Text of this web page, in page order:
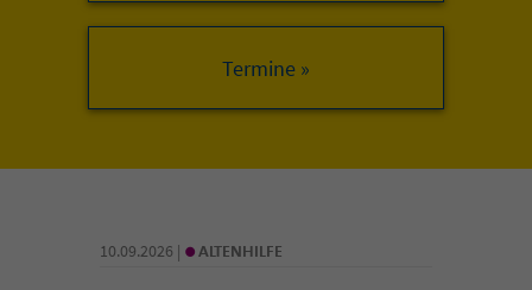
10.09.2026 | • ALTENHILFE